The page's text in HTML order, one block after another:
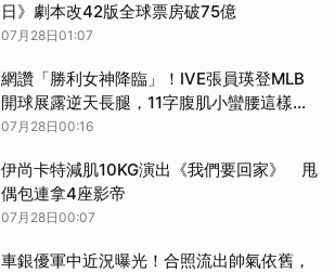
日》劇本改42版全球票房破75億
07月28日01:07
網讚「勝利女神降臨」！IVE張員瑛登MLB
開球展露逆天長腿，11字腹肌小蠻腰這樣練
出來
07月28日00:16
伊尚卡特減肌10KG演出《我們要回家》 甩
偶包連拿4座影帝
07月28日00:07
車銀優軍中近況曝光！合照流出帥氣依舊，